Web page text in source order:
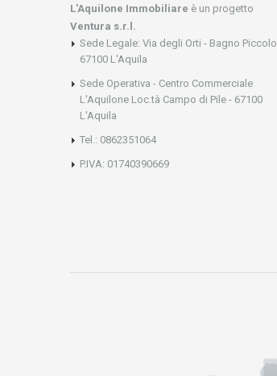
L'Aquilone Immobiliare è un progetto
Ventura s.r.l.
Sede Legale: Via degli Orti - Bagno Piccolo
67100 L'Aquila
Sede Operativa - Centro Commerciale
L'Aquilone Loc.tà Campo di Pile - 67100
L'Aquila
Tel.: 0862351064
P.IVA: 01740390669